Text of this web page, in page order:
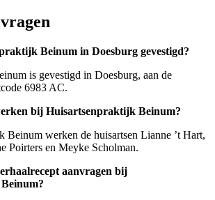
Beinum in Doesburg gevestigd?
is gevestigd in Doesburg, aan de
6983 AC.
bij Huisartsenpraktijk Beinum?
Beinum werken de huisartsen Lianne ’t Hart,
Poirters en Meyke Scholman.
aanvragen bij